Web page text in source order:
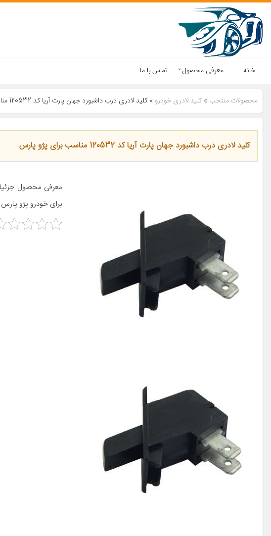
خانه معرفی محصول تماس با ما
محصولات منتخب » کلید لادری خودرو»کلید لادری درب داشبورد جهان پارت آریا کد 120532 مناسب برای پژو پارس
کلید لادری درب داشبورد جهان پارت آریا کد 120532 مناسب برای پژو پارس
برای خودرو پژو پارس